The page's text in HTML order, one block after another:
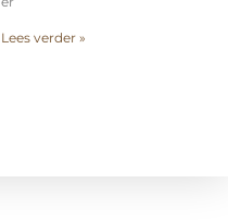
Lees verder »